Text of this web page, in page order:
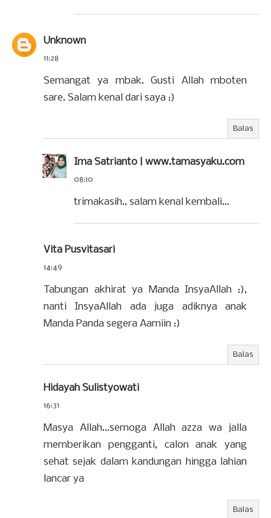
Unknown
11:28
Semangat ya mbak. Gusti Allah mboten
sare. Salam kenal dari saya :)
Balas
Ima Satrianto | www.tamasyaku.com
08:10
trimakasih.. salam kenal kembali...
Vita Pusvitasari
14:49
Tabungan akhirat ya Manda InsyaAllah :),
nanti InsyaAllah ada juga adiknya anak
Manda Panda segera Aamiin :)
Balas
Hidayah Sulistyowati
16:31
Masya Allah...semoga Allah azza wa jalla
memberikan pengganti, calon anak yang
sehat sejak dalam kandungan hingga lahian
lancar ya
Balas